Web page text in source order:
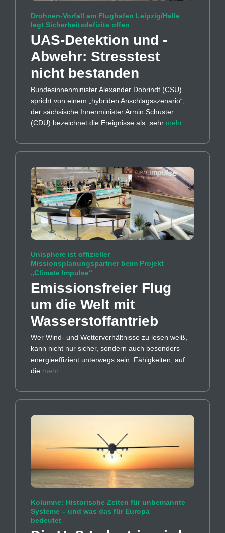
Drohnen-Vorfall am Flughafen Leipzig/Halle
legt Sicherheitsdefizite offen
UAS-Detektion und -
Abwehr: Stresstest
nicht bestanden
Bundesinnenminister Alexander Dobrindt (CSU)
spricht von einem „hybriden Anschlagsszenario“,
der sächsische Innenminister Armin Schuster
(CDU) bezeichnet die Ereignisse als „sehr mehr…
Unisphere ist offizieller
Missionsplanungspartner beim Projekt
„Climate Impulse“
Emissions­freier Flug
um die Welt mit
Wasserstoff­antrieb
Wer Wind- und Wetterverhältnisse zu lesen weiß,
kann nicht nur sicher, sondern auch besonders
energieeffizient unterwegs sein. Fähigkeiten, auf
die mehr…
Kolumne: Historische Zeiten für unbemannte
Systeme – und was das für Europa
bedeutet